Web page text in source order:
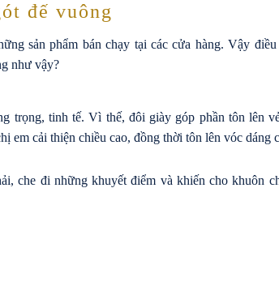
đế vuông
sản phẩm bán chạy tại các cửa hàng. Vậy
như vậy?
trọng, tinh tế. Vì thế, đôi giày góp phần tôn lên
em cải thiện chiều cao, đồng thời tôn lên vóc dáng
che đi những khuyết điểm và khiến cho khuôn